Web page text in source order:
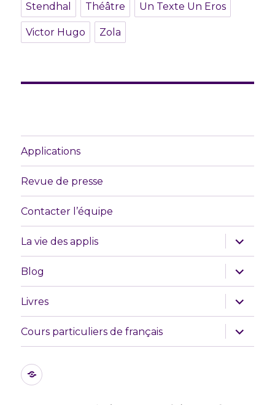
Stendhal Théâtre Un Texte Un Eros
Victor Hugo Zola
Applications
Revue de presse
Contacter l’équipe
La vie des applis
ouvrir
le
sous-
menu
Blog
ouvrir
le
sous-
menu
Livres
ouvrir
le
sous-
menu
Cours particuliers de français
ouvrir
le
sous-
Les